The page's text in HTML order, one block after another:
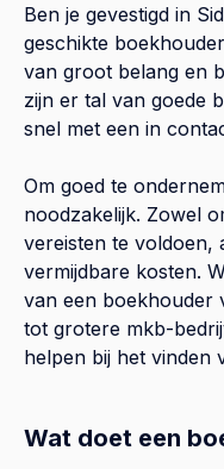
Ben je gevestigd in
geschikte
van groot belang en
zijn er tal van goede
snel met een in
Om goed te
noodzakelijk. Zowel
vereisten te voldoen,
vermijdbare kosten.
van een boekhouder
tot grotere mkb-
helpen bij het vinden
Wat doet een